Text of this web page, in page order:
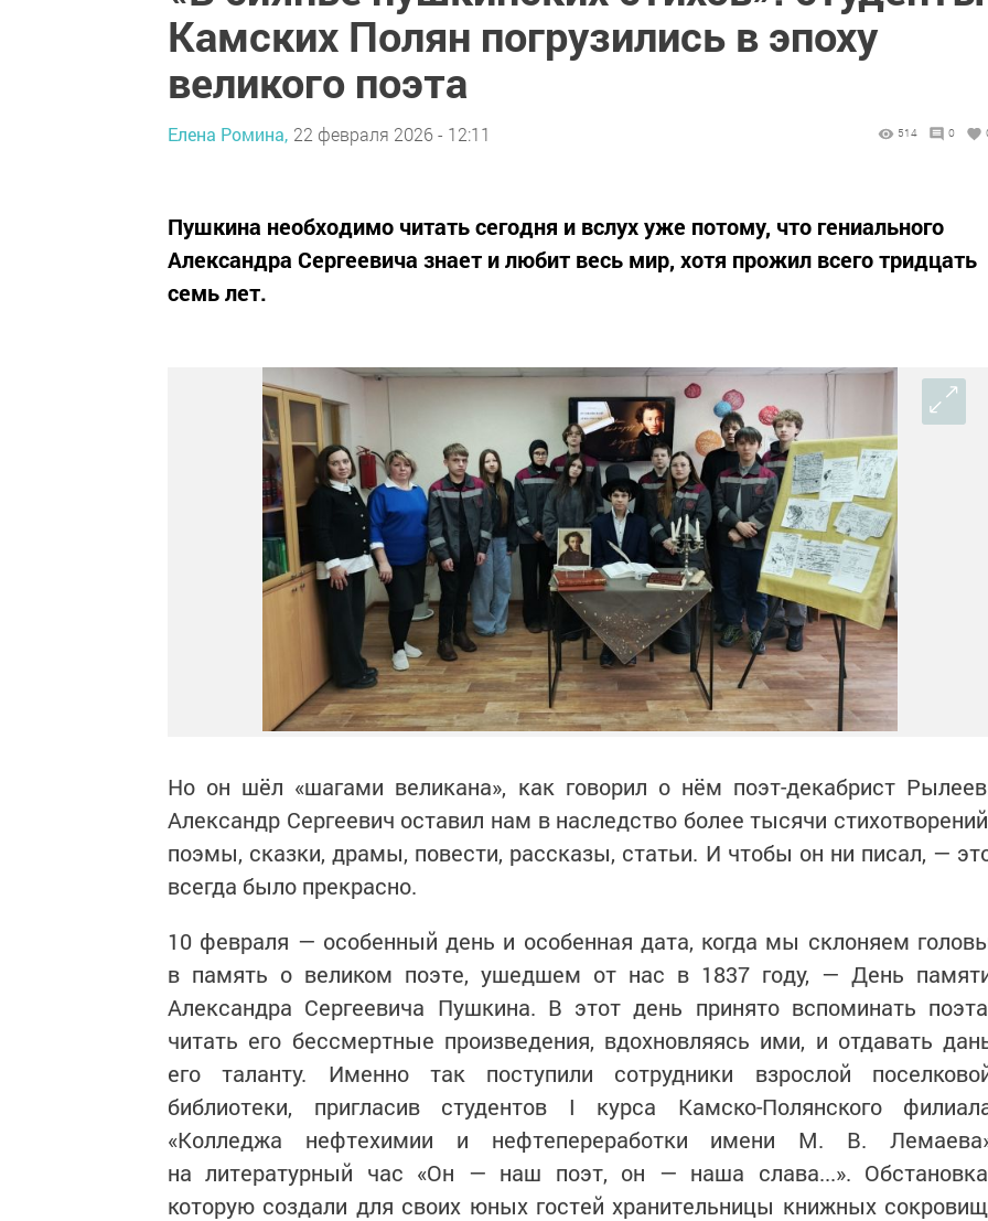
Камских Полян погрузились в эпоху
великого поэта
Елена Ромина, 22 февраля 2026 - 12:11 514 0
Пушкина необходимо читать сегодня и вслух уже потому, что гениального
Александра Сергеевича знает и любит весь мир, хотя прожил всего тридцать
семь лет.
Но он шёл «шагами великана», как говорил о нём поэт-декабрист
Александр Сергеевич оставил нам в наследство более тысячи
поэмы, сказки, драмы, повести, рассказы, статьи. И чтобы он ни писал, —
всегда было прекрасно.
10 февраля — особенный день и особенная дата, когда мы склоняем
в память о великом поэте, ушедшем от нас в 1837 году, — День
Александра Сергеевича Пушкина. В этот день принято вспоминать
читать его бессмертные произведения, вдохновляясь ими, и отдавать
его таланту. Именно так поступили сотрудники взрослой
библиотеки, пригласив студентов I курса Камско-Полянского
«Колледжа нефтехимии и нефтепереработки имени М. В.
на литературный час «Он — наш поэт, он — наша слава...».
которую создали для своих юных гостей хранительницы книжных